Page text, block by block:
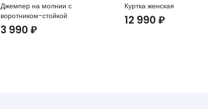
Джемпер на молнии с
воротником-стойкой
3 990₽
Куртка женская
12 990 ₽